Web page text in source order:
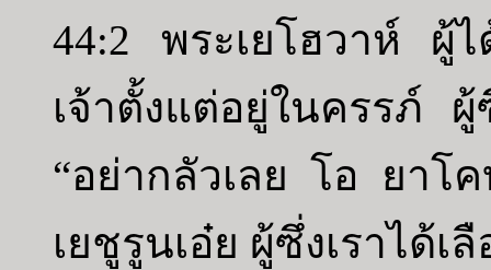
44:2 พระเยโฮวาห์ ผู้
เจ้าตั้งแต่อยู่ในครรภ์
“อย่ากลัวเลย โอ ยาโ
เยชูรูนเอ๋ย ผู้ซึ่งเราได้เ